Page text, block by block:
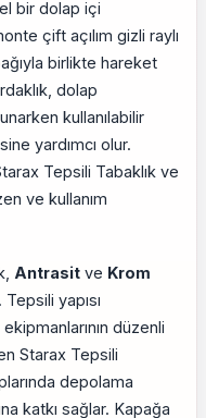
bir dolap içi
çift açılım gizli raylı
birlikte hareket
dolap
kullanılabilir
yardımcı olur.
Tepsili Tabaklık ve
ve kullanım
Antrasit ve Krom
yapısı
düzenli
Starax Tepsili
depolama
katkı sağlar. Kapağa